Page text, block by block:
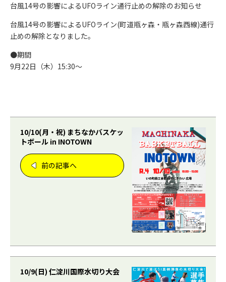
台風14号の影響によるUFOライン通行止めの解除のお知らせ
台風14号の影響によるUFOライン(町道瓶ヶ森・瓶ヶ森西線)通行
止めの解除となりました。
●期間
9月22日（木）15:30〜
10/10(月・祝) まちなかバスケッ
トボール in INOTOWN
前の記事へ
10/9(日) 仁淀川国際水切り大会